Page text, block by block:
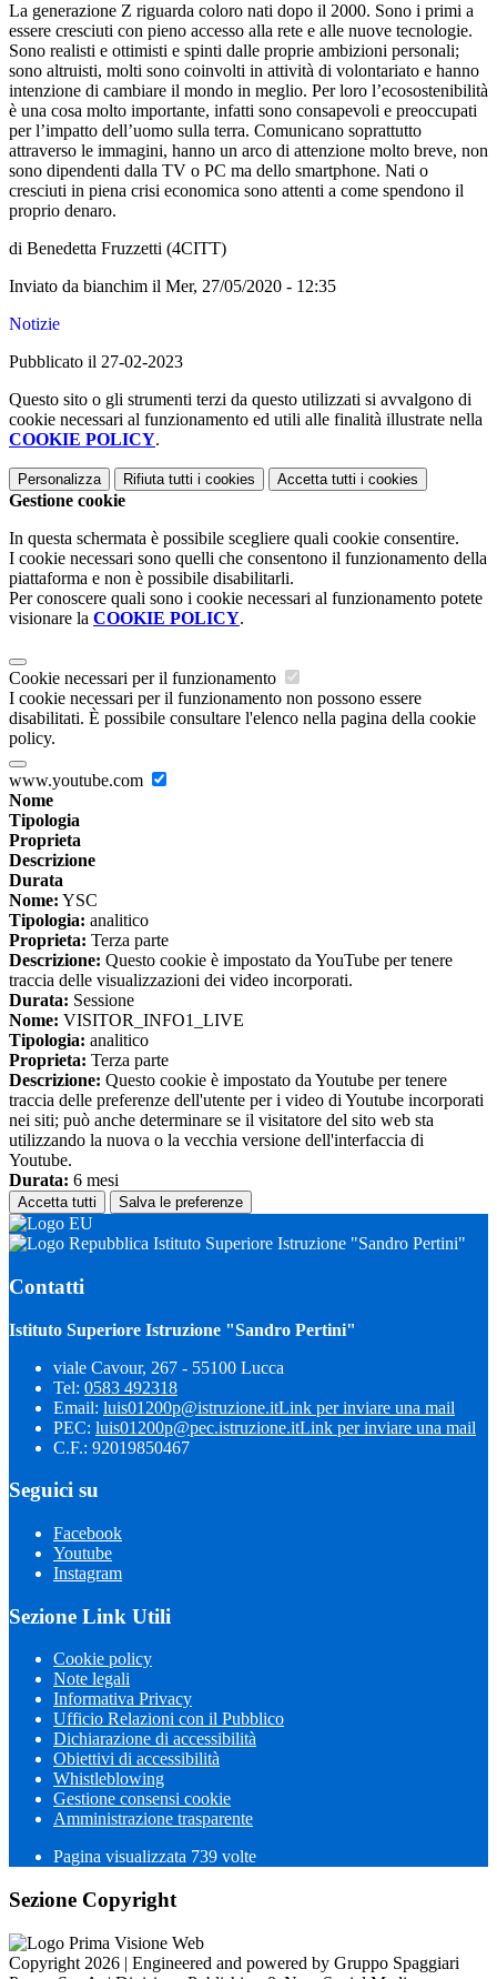
La generazione Z riguarda coloro nati dopo il 2000. Sono i primi a
essere cresciuti con pieno accesso alla rete e alle nuove tecnologie.
Sono realisti e ottimisti e spinti dalle proprie ambizioni personali;
sono altruisti, molti sono coinvolti in attività di volontariato e hanno
intenzione di cambiare il mondo in meglio. Per loro l’ecosostenibilità
è una cosa molto importante, infatti sono consapevoli e preoccupati
per l’impatto dell’uomo sulla terra. Comunicano soprattutto
attraverso le immagini, hanno un arco di attenzione molto breve, non
sono dipendenti dalla TV o PC ma dello smartphone. Nati o
cresciuti in piena crisi economica sono attenti a come spendono il
proprio denaro.
di Benedetta Fruzzetti (4CITT)
Inviato da bianchim il Mer, 27/05/2020 - 12:35
Notizie
Pubblicato il 27-02-2023
Questo sito o gli strumenti terzi da questo utilizzati si avvalgono di
cookie necessari al funzionamento ed utili alle finalità illustrate nella
COOKIE POLICY.
Personalizza Rifiuta tutti i cookies Accetta tutti i cookies
Gestione cookie
In questa schermata è possibile scegliere quali cookie consentire.
I cookie necessari sono quelli che consentono il funzionamento della
piattaforma e non è possibile disabilitarli.
Per conoscere quali sono i cookie necessari al funzionamento potete
visionare la COOKIE POLICY.
Cookie necessari per il funzionamento
I cookie necessari per il funzionamento non possono essere
disabilitati. È possibile consultare l'elenco nella pagina della cookie
policy.
www.youtube.com
Nome
Tipologia
Proprieta
Descrizione
Durata
Nome: YSC
Tipologia: analitico
Proprieta: Terza parte
Descrizione: Questo cookie è impostato da YouTube per tenere
traccia delle visualizzazioni dei video incorporati.
Durata: Sessione
Nome: VISITOR_INFO1_LIVE
Tipologia: analitico
Proprieta: Terza parte
Descrizione: Questo cookie è impostato da Youtube per tenere
traccia delle preferenze dell'utente per i video di Youtube incorporati
nei siti; può anche determinare se il visitatore del sito web sta
utilizzando la nuova o la vecchia versione dell'interfaccia di
Youtube.
Durata: 6 mesi
Accetta tutti Salva le preferenze
Istituto Superiore Istruzione "Sandro Pertini"
Contatti
Istituto Superiore Istruzione "Sandro Pertini"
viale Cavour, 267 - 55100 Lucca
Tel: 0583 492318
Email: luis01200p@istruzione.itLink per inviare una mail
PEC: luis01200p@pec.istruzione.itLink per inviare una mail
C.F.: 92019850467
Seguici su
Facebook
Youtube
Instagram
Sezione Link Utili
Cookie policy
Note legali
Informativa Privacy
Ufficio Relazioni con il Pubblico
Dichiarazione di accessibilità
Obiettivi di accessibilità
Whistleblowing
Gestione consensi cookie
Amministrazione trasparente
Pagina visualizzata 739 volte
Sezione Copyright
Copyright 2026 | Engineered and powered by Gruppo Spaggiari